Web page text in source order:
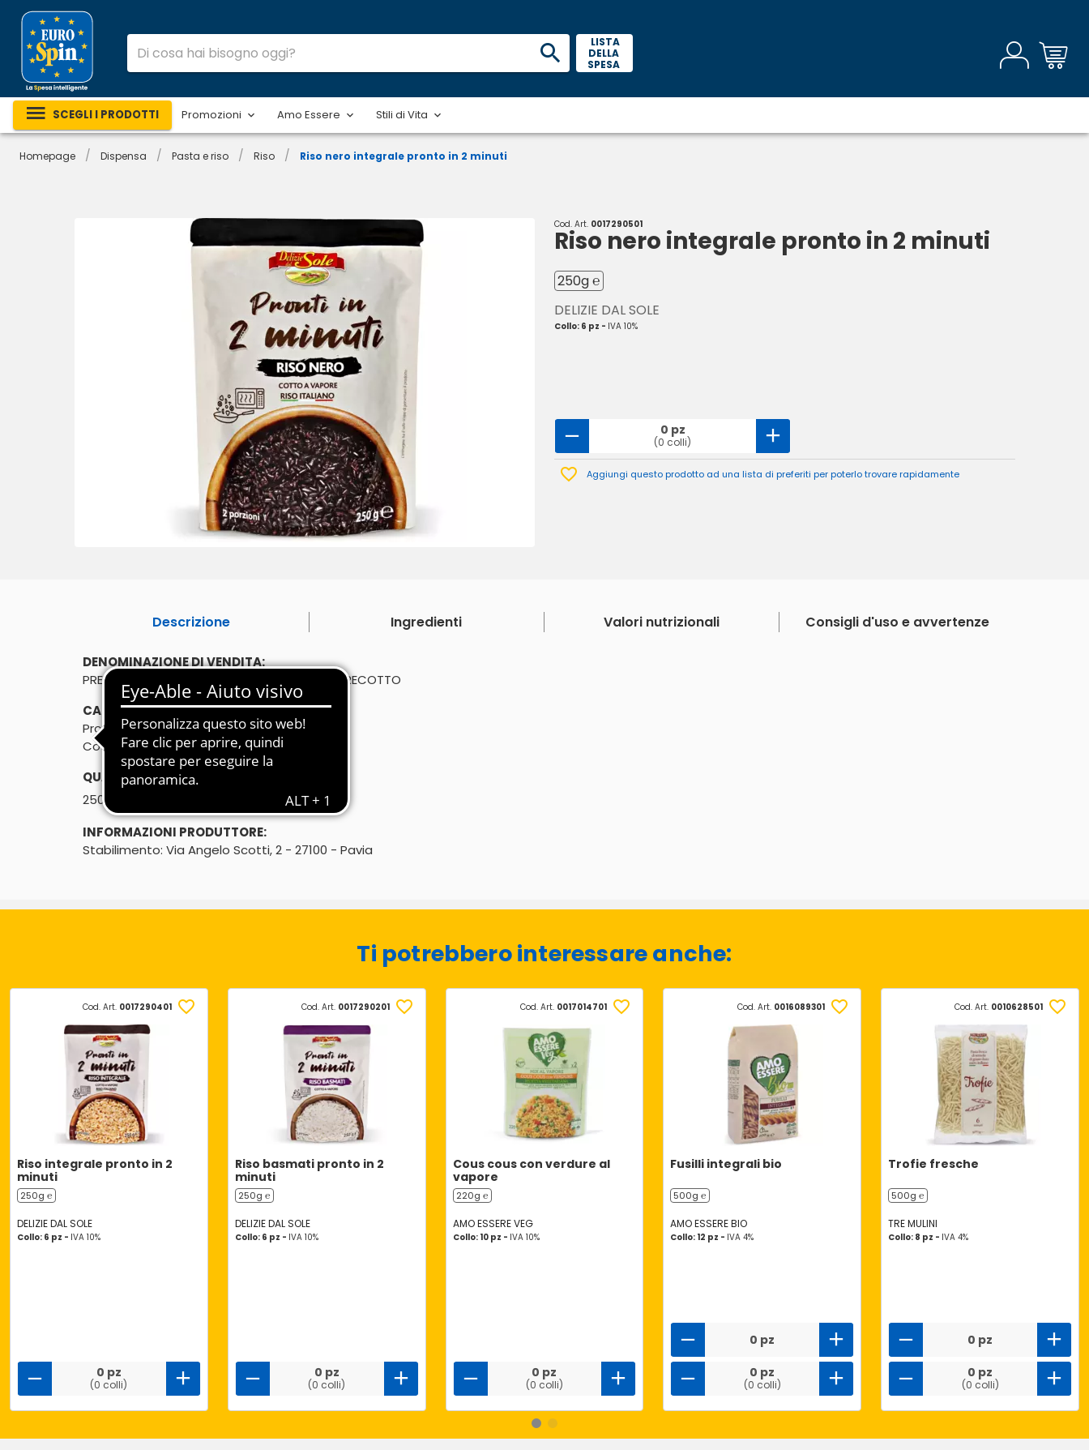
LISTA
DELLA
SPESA
SCEGLI I PRODOTTI Promozioni Amo Essere Stili di Vita
Homepage / Dispensa / Pasta e riso / Riso / Riso nero integrale pronto in 2 minuti
Cod. Art. 0017290501
Riso nero integrale pronto in 2 minuti
250g ℮
DELIZIE DAL SOLE
Collo: 6 pz - IVA 10%
0 pz
(0 colli)
Aggiungi questo prodotto ad una lista di preferiti per poterlo trovare rapidamente
Descrizione Ingredienti Valori nutrizionali Consigli d'uso e avvertenze
DENOMINAZIONE DI VENDITA:
PREPARATO A BASE DI RISO NERO INTEGRALE PRECOTTO
CARATTERISTICHE:
Pronti in 2 minuti
Cotto a vapore - Riso italiano - 2 porzioni
QUANTITÀ:
250g
INFORMAZIONI PRODUTTORE:
Stabilimento: Via Angelo Scotti, 2 - 27100 - Pavia
Ti potrebbero interessare anche:
Cod. Art. 0017290401
Riso integrale pronto in 2
minuti
250g ℮
DELIZIE DAL SOLE
Collo: 6 pz - IVA 10%
0 pz
(0 colli)
Cod. Art. 0017290201
Riso basmati pronto in 2
minuti
250g ℮
DELIZIE DAL SOLE
Collo: 6 pz - IVA 10%
0 pz
(0 colli)
Cod. Art. 0017014701
Cous cous con verdure al
vapore
220g ℮
AMO ESSERE VEG
Collo: 10 pz - IVA 10%
0 pz
(0 colli)
Cod. Art. 0016089301
Fusilli integrali bio
500g ℮
AMO ESSERE BIO
Collo: 12 pz - IVA 4%
0 pz
0 pz
(0 colli)
Cod. Art. 0010628501
Trofie fresche
500g ℮
TRE MULINI
Collo: 8 pz - IVA 4%
0 pz
0 pz
(0 colli)